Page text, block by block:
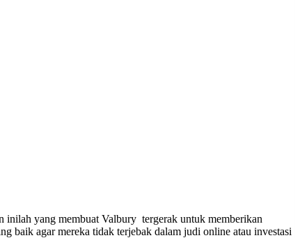
inilah yang membuat Valbury tergerak untuk memberikan
baik agar mereka tidak terjebak dalam judi online atau investasi